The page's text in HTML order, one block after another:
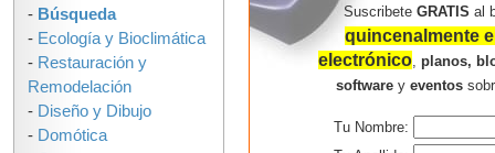
- Búsqueda
- Ecología y Bioclimática
- Restauración y
Remodelación
- Diseño y Dibujo
- Domótica
Consejos para buscar mejor:
Suscribete GRATIS al
quincenalmente
electrónico, planos,
softwarey eventos
Tu Nombre: